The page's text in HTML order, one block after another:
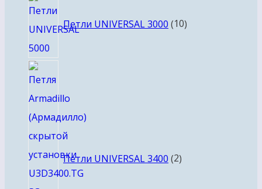
Петли UNIVERSAL 3000 10товаров
Петли UNIVERSAL 3400 2